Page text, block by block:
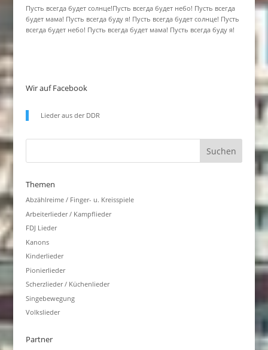
Пусть всегда будет солнце!Пусть всегда будет небо! Пусть всегда
будет мама! Пусть всегда буду я! Пусть всегда будет солнце! Пусть
всегда будет небо! Пусть всегда будет мама! Пусть всегда буду я!
Wir auf Facebook
Lieder aus der DDR
Themen
Abzählreime / Finger- u. Kreisspiele
Arbeiterlieder / Kampflieder
FDJ Lieder
Kanons
Kinderlieder
Pionierlieder
Scherzlieder / Küchenlieder
Singebewegung
Volkslieder
Partner